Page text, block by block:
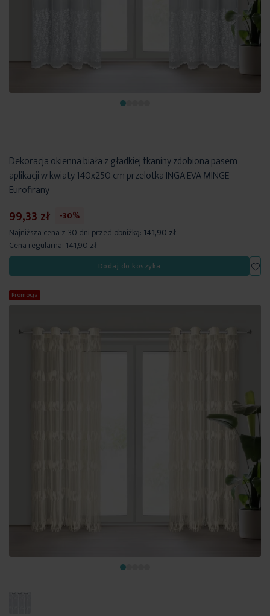
Dekoracja okienna biała z gładkiej tkaniny zdobiona pasem
aplikacji w kwiaty 140x250 cm przelotka INGA EVA MINGE
Eurofirany
99,33 zł
-30%
Najniższa cena z 30 dni przed obniżką: 141,90 zł
Cena regularna: 141,90 zł
Dodaj do koszyka
Promocja